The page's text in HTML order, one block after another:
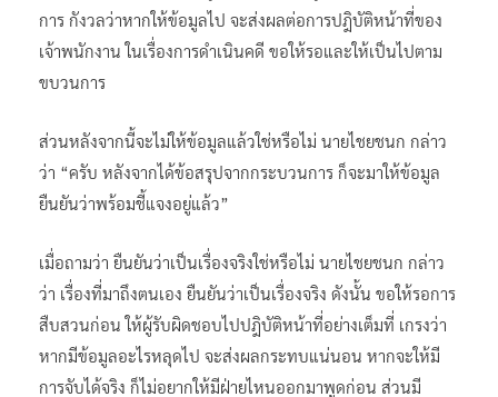
การ กังวลว่าหากให้ข้อมูลไป จะส่งผลต่อการปฎิบัติหน้าที่ของ
เจ้าพนักงาน ในเรื่องการดำเนินคดี ขอให้รอและให้เป็นไปตาม
ขบวนการ
ส่วนหลังจากนี้จะไม่ให้ข้อมูลแล้วใช่หรือไม่ นายไชยชนก กล่าว
ว่า “ครับ หลังจากได้ข้อสรุปจากกระบวนการ ก็จะมาให้ข้อมูล
ยืนยันว่าพร้อมชี้แจงอยู่แล้ว”
เมื่อถามว่า ยืนยันว่าเป็นเรื่องจริงใช่หรือไม่ นายไชยชนก กล่าว
ว่า เรื่องที่มาถึงตนเอง ยืนยันว่าเป็นเรื่องจริง ดังนั้น ขอให้รอการ
สืบสวนก่อน ให้ผู้รับผิดชอบไปปฎิบัติหน้าที่อย่างเต็มที่ เกรงว่า
หากมีข้อมูลอะไรหลุดไป จะส่งผลกระทบแน่นอน หากจะให้มี
การจับได้จริง ก็ไม่อยากให้มีฝ่ายไหนออกมาพูดก่อน ส่วนมี